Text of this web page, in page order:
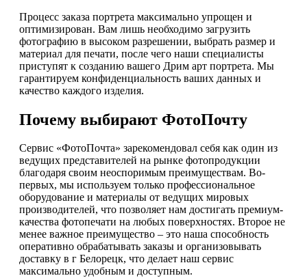
Процесс заказа портрета максимально упрощен и
оптимизирован. Вам лишь необходимо загрузить
фотографию в высоком разрешении, выбрать размер и
материал для печати, после чего наши специалисты
приступят к созданию вашего Дрим арт портрета. Мы
гарантируем конфиденциальность ваших данных и
качество каждого изделия.
Почему выбирают ФотоПочту
Сервис «ФотоПочта» зарекомендовал себя как один из
ведущих представителей на рынке фотопродукции
благодаря своим неоспоримым преимуществам. Во-
первых, мы используем только профессиональное
оборудование и материалы от ведущих мировых
производителей, что позволяет нам достигать премиум-
качества фотопечати на любых поверхностях. Второе не
менее важное преимущество – это наша способность
оперативно обрабатывать заказы и организовывать
доставку в г Белорецк, что делает наш сервис
максимально удобным и доступным.